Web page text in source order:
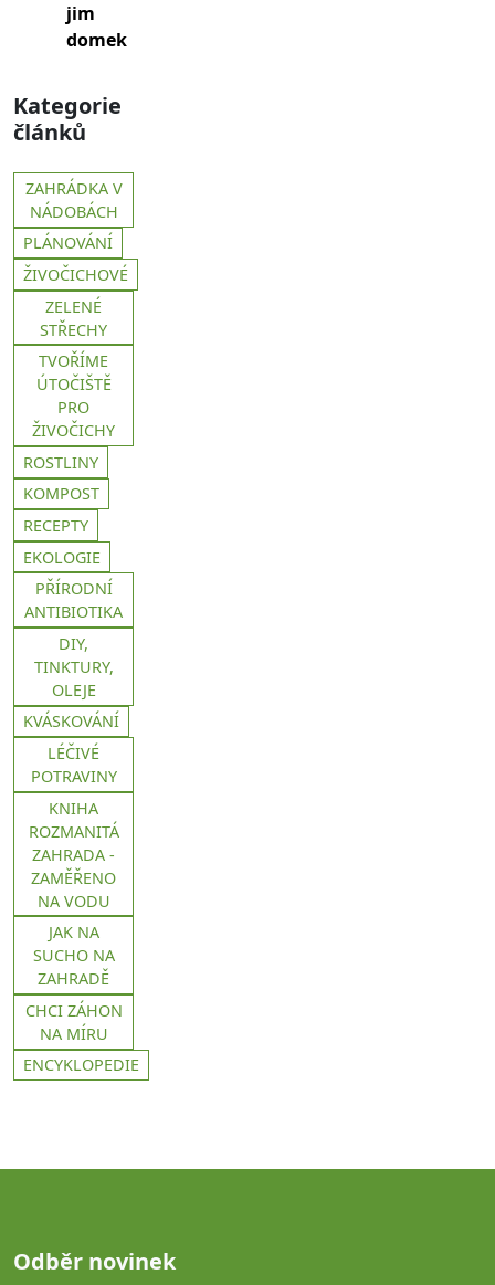
jim
domek
Kategorie
článků
ZAHRÁDKA V
NÁDOBÁCH
PLÁNOVÁNÍ
ŽIVOČICHOVÉ
ZELENÉ
STŘECHY
TVOŘÍME
ÚTOČIŠTĚ
PRO
ŽIVOČICHY
ROSTLINY
KOMPOST
RECEPTY
EKOLOGIE
PŘÍRODNÍ
ANTIBIOTIKA
DIY,
TINKTURY,
OLEJE
KVÁSKOVÁNÍ
LÉČIVÉ
POTRAVINY
KNIHA
ROZMANITÁ
ZAHRADA -
ZAMĚŘENO
NA VODU
JAK NA
SUCHO NA
ZAHRADĚ
CHCI ZÁHON
NA MÍRU
ENCYKLOPEDIE
Odběr novinek